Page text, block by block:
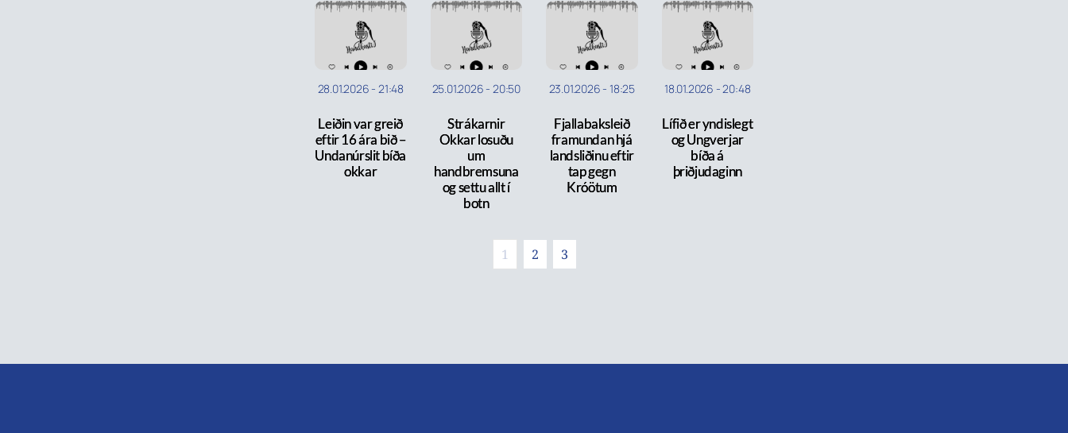
28.01.2026 - 21:48
Leiðin var greið
eftir 16 ára bið –
Undanúrslit bíða
okkar
25.01.2026 - 20:50
Strákarnir
Okkar losuðu
um
handbremsuna
og settu allt í
botn
23.01.2026 - 18:25
Fjallabaksleið
framundan hjá
landsliðinu eftir
tap gegn
Króötum
18.01.2026 -20:48
Lífið er yndislegt
og Ungverjar
bíða á
þriðjudaginn
1 2 3